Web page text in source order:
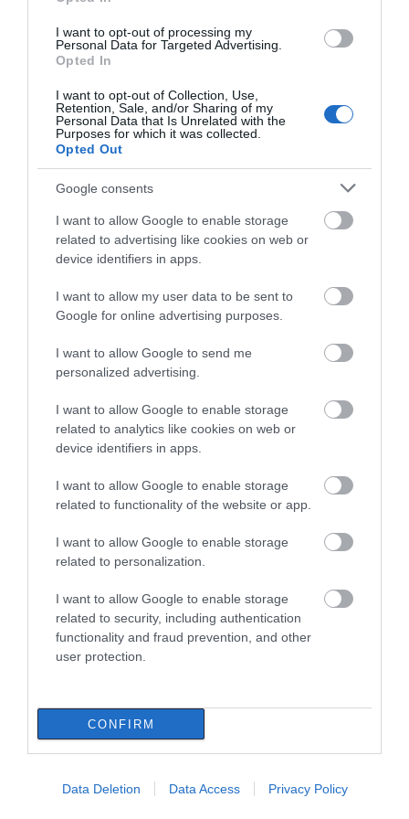
I want to opt-out of processing my
Personal Data for Targeted Advertising.
Opted In
I want to opt-out of Collection, Use,
Retention, Sale, and/or Sharing of my
Personal Data that Is Unrelated with the
Purposes for which it was collected.
Opted Out
Google consents
I want to allow Google to enable storage
related to advertising like cookies on web or
device identifiers in apps.
I want to allow my user data to be sent to
Google for online advertising purposes.
I want to allow Google to send me
personalized advertising.
I want to allow Google to enable storage
related to analytics like cookies on web or
device identifiers in apps.
I want to allow Google to enable storage
related to functionality of the website or app.
I want to allow Google to enable storage
related to personalization.
I want to allow Google to enable storage
related to security, including authentication
functionality and fraud prevention, and other
user protection.
CONFIRM
Data Deletion Data Access Privacy Policy
06.08.2026 | 12:00
ποδοσφαιρική ομάδα
06.08.2026 | 11:45
Τουρισμός για Όλους 2026-2027:
Ποιοι ΑΦΜ μπορούν να
καταθέσουν σήμερα αίτηση
06.08.2026 | 11:30
σπιτιού στην Εύβοια – Εικόνες
06.08.2026 | 11:15
Γνωρίστε τα αρχαιολογικά
σημεία ξενάγησης
06.08.2026 | 11:00
το επόμενο πανηγύρι στην Εύβοια
06.08.2026 | 10:45
Σε αυτό τον Δήμο της Εύβοιας τα
έριξε άσφαλτο ο δήμαρχος
06.08.2026 | 10:30
Μεταμόρφωση του Σωτήρος: Η
Εύβοια
06.08.2026 | 10:00
τους διορισμούς: «Η Εύβοια δεν
Όλες οι τελευταίες ειδήσεις
ΠΕΡΙΣΣΟΤΕΡΑ ΑΠΟ ΚΟΙΝΩΝΙΑ
Εορτολόγιο: Ποιοι
Πέμπτη 6 Αυγούστου
Κοριτσάκι βρέθηκε
μόνο στους δρόμους –
Χειροπέδες στον
Σοκ σε επαρχιακό
δρόμο: Οδηγός κάνει
πάνω σε στροφή
κλειδιά του
οδηγοί γνωρίζουν και